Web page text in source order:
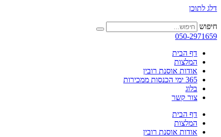
דלג לתוכן
חיפוש
050-2971659
דף הבית
המלצות
אודות אוסנת רובין
365 ימי הכנסות ממכירות
בלוג
צור קשר
דף הבית
המלצות
אודות אוסנת רובין